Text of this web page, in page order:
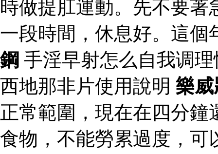
時做提肛運動。先不要
一段時間，休息好。這
鋼 手淫早射怎么自我调
西地那非片使用說明 樂威
正常範圍，現在在四分
食物，不能勞累過度，可